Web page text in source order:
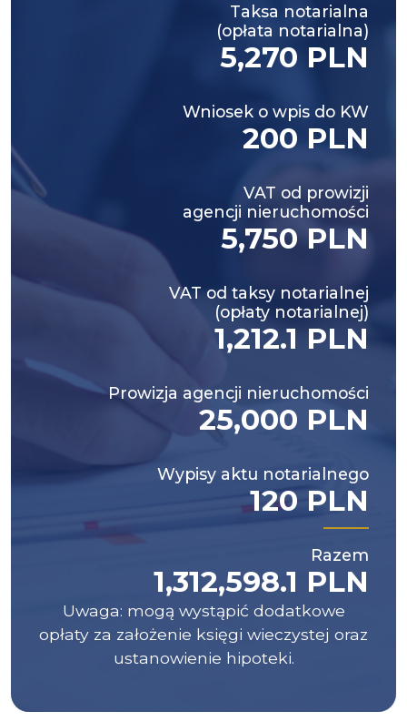
Taksa notarialna
(opłata notarialna)
5,270 PLN
Wniosek o wpis do KW
200 PLN
VAT od prowizji
agencji nieruchomości
5,750 PLN
VAT od taksy notarialnej
(opłaty notarialnej)
1,212.1 PLN
Prowizja agencji nieruchomości
25,000 PLN
Wypisy aktu notarialnego
120 PLN
Razem
1,312,598.1 PLN
Uwaga: mogą wystąpić dodatkowe
opłaty za założenie księgi wieczystej oraz
ustanowienie hipoteki.